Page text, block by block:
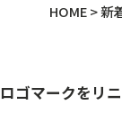
HOME>新
ロゴマークをリ